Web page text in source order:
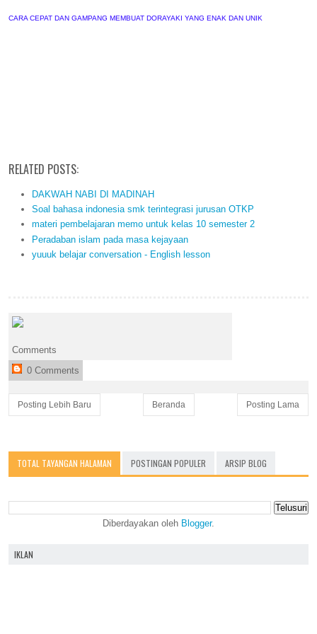
CARA CEPAT DAN GAMPANG MEMBUAT DORAYAKI YANG ENAK DAN UNIK
RELATED POSTS:
DAKWAH NABI DI MADINAH
Soal bahasa indonesia smk terintegrasi jurusan OTKP
materi pembelajaran memo untuk kelas 10 semester 2
Peradaban islam pada masa kejayaan
yuuuk belajar conversation - English lesson
Comments
0 Comments
Posting Lebih Baru Posting Lama
Beranda
TOTAL TAYANGAN HALAMAN POSTINGAN POPULER ARSIP BLOG
Diberdayakan oleh Blogger.
IKLAN